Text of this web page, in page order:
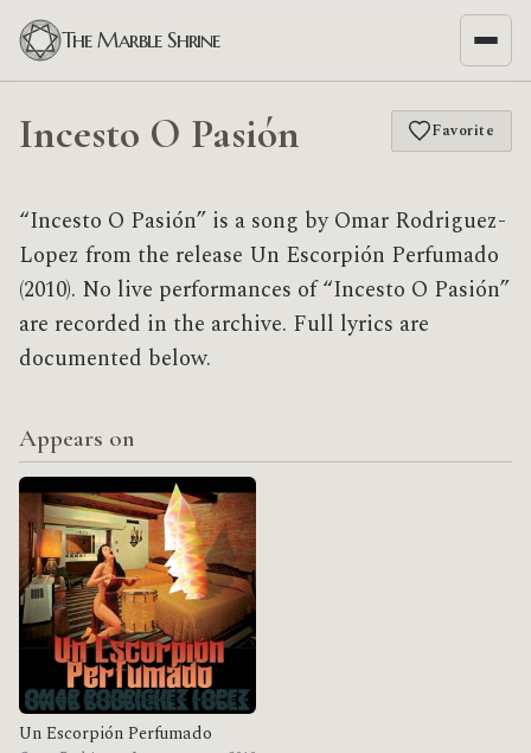
The Marble Shrine
Incesto O Pasión Favorite
“Incesto O Pasión” is a song by Omar Rodriguez-
Lopez from the release Un Escorpión Perfumado
(2010). No live performances of “Incesto O Pasión”
are recorded in the archive. Full lyrics are
documented below.
Appears on
Un Escorpión Perfumado